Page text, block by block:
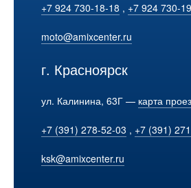
+7 924 730-18-18 , +7 924 730-
moto@amixcenter.ru
г. Красноярск
ул. Калинина, 63Г — карта
+7 (391) 278-52-03 , +7 (391)
ksk@amixcenter.ru